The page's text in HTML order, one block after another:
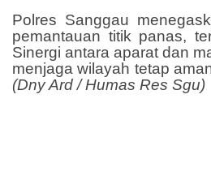
Polres Sanggau
pemantauan titik panas,
Sinergi antara aparat dan
menjaga wilayah tetap
(Dny Ard / Humas Res Sgu)